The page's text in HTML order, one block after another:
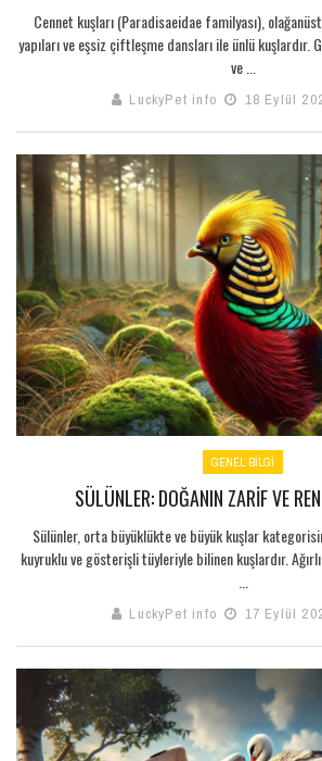
Cennet kuşları (Paradisaeidae familyası),
yapıları ve eşsiz çiftleşme dansları ile ünlü kuşlardır.
ve ...
LuckyPet info 18 Eylül
GENEL BILGI
SÜLÜNLER: DOĞANIN ZARIF VE
Sülünler, orta büyüklükte ve büyük kuşlar
kuyruklu ve gösterişli tüyleriyle bilinen kuşlardır.
LuckyPet info 17 Eylül